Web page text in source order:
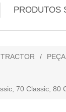
PRODUTOS
/
70 Classic, 80